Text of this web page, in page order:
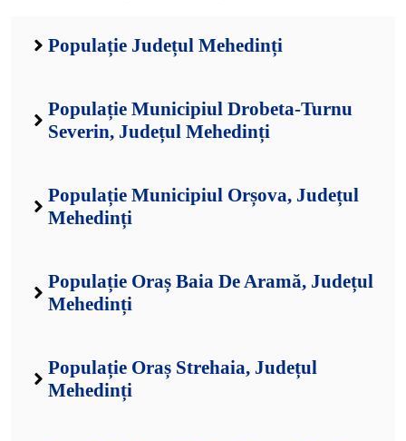
Populație Județul Mehedinți
Populație Municipiul Drobeta-Turnu
Severin, Județul Mehedinți
Populație Municipiul Orșova, Județul
Mehedinți
Populație Oraș Baia De Aramă, Județul
Mehedinți
Populație Oraș Strehaia, Județul
Mehedinți